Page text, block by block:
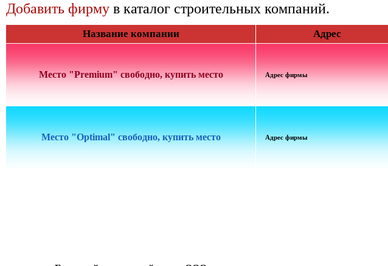
Добавить фирму в каталог строительных компаний.
Название компании Адрес
Место "Premium" свободно, купить место Адрес фирмы
Место "Optimal" свободно, купить место Адрес фирмы